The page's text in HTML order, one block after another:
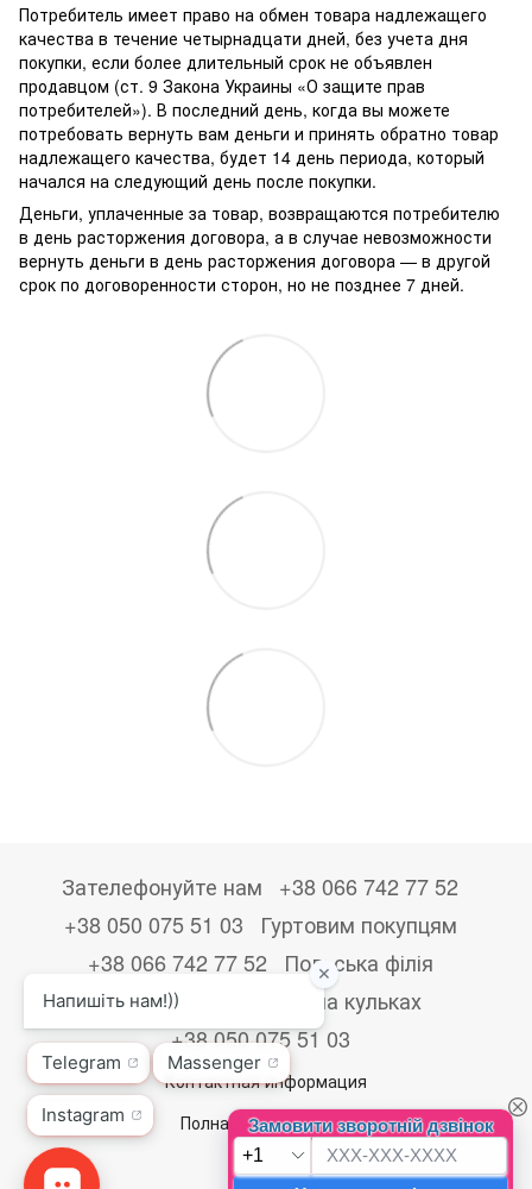
Потребитель имеет право на обмен товара надлежащего
качества в течение четырнадцати дней, без учета дня
покупки, если более длительный срок не объявлен
продавцом (ст. 9 Закона Украины «О защите прав
потребителей»). В последний день, когда вы можете
потребовать вернуть вам деньги и принять обратно товар
надлежащего качества, будет 14 день периода, который
начался на следующий день после покупки.
Деньги, уплаченные за товар, возвращаются потребителю
в день расторжения договора, а в случае невозможности
вернуть деньги в день расторжения договора — в другой
срок по договоренности сторон, но не позднее 7 дней.
Зателефонуйте нам
+38 066 742 77 52
+38 050 075 51 03
Гуртовим покупцям
+38 066 742 77 52
Польська філія
+48533867723
Друк на кульках
+38 050 075 51 03
Контактная информация
Полная версия сайта
© 2026